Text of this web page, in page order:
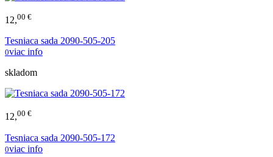
12,00 €
Tesniaca sada 2090-505-205
0viac info
skladom
12,00 €
Tesniaca sada 2090-505-172
0viac info